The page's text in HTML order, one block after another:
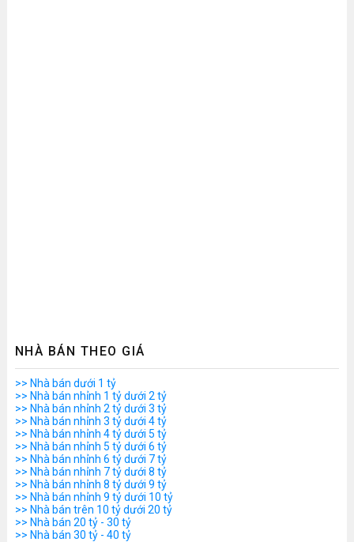
NHÀ BÁN THEO GIÁ
>> Nhà bán dưới 1 tỷ
>> Nhà bán nhỉnh 1 tỷ dưới 2 tỷ
>> Nhà bán nhỉnh 2 tỷ dưới 3 tỷ
>> Nhà bán nhỉnh 3 tỷ dưới 4 tỷ
>> Nhà bán nhỉnh 4 tỷ dưới 5 tỷ
>> Nhà bán nhỉnh 5 tỷ dưới 6 tỷ
>> Nhà bán nhỉnh 6 tỷ dưới 7 tỷ
>> Nhà bán nhỉnh 7 tỷ dưới 8 tỷ
>> Nhà bán nhỉnh 8 tỷ dưới 9 tỷ
>> Nhà bán nhỉnh 9 tỷ dưới 10 tỷ
>> Nhà bán trên 10 tỷ dưới 20 tỷ
>> Nhà bán 20 tỷ - 30 tỷ
>> Nhà bán 30 tỷ - 40 tỷ